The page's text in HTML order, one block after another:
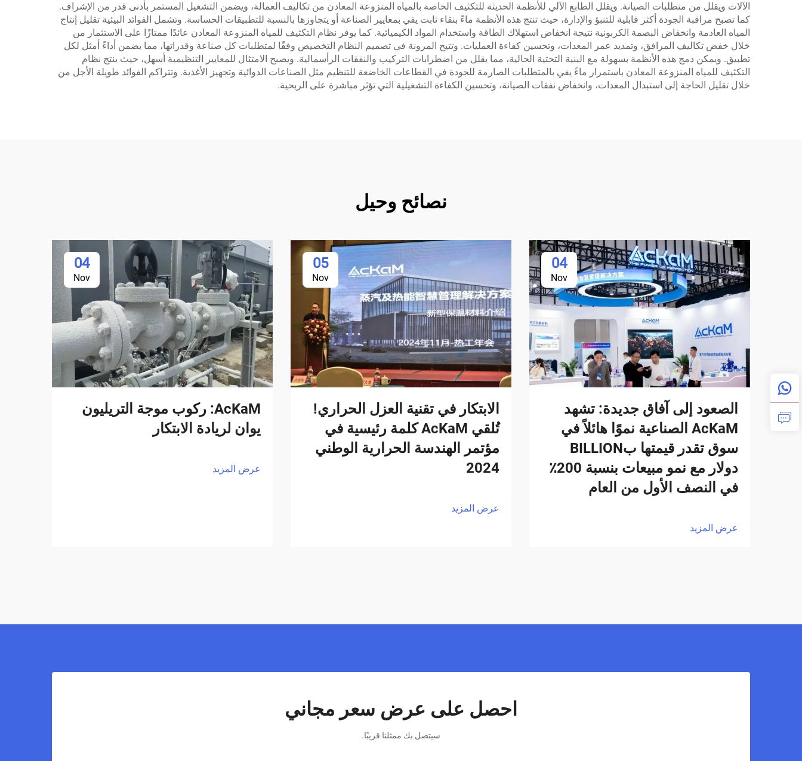
الآلات ويقلل من متطلبات الصيانة. ويقلل الطابع الآلي للأنظمة الحديثة للتكثيف الخاصة بالمياه المنزوعة المعادن من تكاليف العمالة، ويضمن التشغيل المستمر بأدنى قدر من الإشراف.
كما تصبح مراقبة الجودة أكثر قابلية للتنبؤ والإدارة، حيث تنتج هذه الأنظمة ماءً بنقاء ثابت يفي بمعايير الصناعة أو يتجاوزها بالنسبة للتطبيقات الحساسة. وتشمل الفوائد البيئية تقليل إنتاج
المياه العادمة وانخفاض البصمة الكربونية نتيجة انخفاض استهلاك الطاقة واستخدام المواد الكيميائية. كما يوفر نظام التكثيف للمياه المنزوعة المعادن عائدًا ممتازًا على الاستثمار من
خلال خفض تكاليف المرافق، وتمديد عمر المعدات، وتحسين كفاءة العمليات. وتتيح المرونة في تصميم النظام التخصيص وفقًا لمتطلبات كل صناعة وقدراتها، مما يضمن أداءً أمثل لكل
تطبيق. ويمكن دمج هذه الأنظمة بسهولة مع البنية التحتية الحالية، مما يقلل من اضطرابات التركيب والنفقات الرأسمالية. ويصبح الامتثال للمعايير التنظيمية أسهل، حيث ينتج نظام
التكثيف للمياه المنزوعة المعادن باستمرار ماءً يفي بالمتطلبات الصارمة للجودة في القطاعات الخاضعة للتنظيم مثل الصناعات الدوائية وتجهيز الأغذية. وتتراكم الفوائد طويلة الأجل من
خلال تقليل الحاجة إلى استبدال المعدات، وانخفاض نفقات الصيانة، وتحسين الكفاءة التشغيلية التي تؤثر مباشرة على الربحية.
نصائح وحيل
04
Nov
الصعود إلى آفاق جديدة: تشهد
AcKaM الصناعية نموًا هائلاً في
سوق تقدر قيمتها بBILLION
دولار مع نمو مبيعات بنسبة 200٪
في النصف الأول من العام
عرض المزيد
05
Nov
الابتكار في تقنية العزل الحراري!
تُلقي AcKaM كلمة رئيسية في
مؤتمر الهندسة الحرارية الوطني
2024
عرض المزيد
04
Nov
AcKaM: ركوب موجة التريليون
يوان لريادة الابتكار
عرض المزيد
احصل على عرض سعر مجاني
سيتصل بك ممثلنا قريبًا.